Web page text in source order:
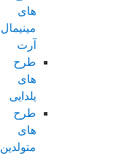
های
مینیمال
آرت
طرح
های
یلدایی
طرح
های
متولدین